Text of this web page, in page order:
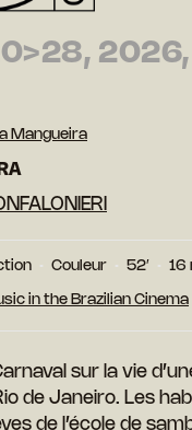
2026,
Mangueira
Couleur 52′ 16
in the Brazilian Cinema
sur la vie
de Janeiro. Les
de l’école de